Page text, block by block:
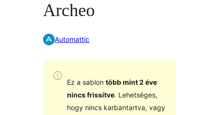
Archeo
Automattic
Ez a sablon több mint 2 éve
nincs frissítve. Lehetséges,
hogy nincs karbantartva, vagy